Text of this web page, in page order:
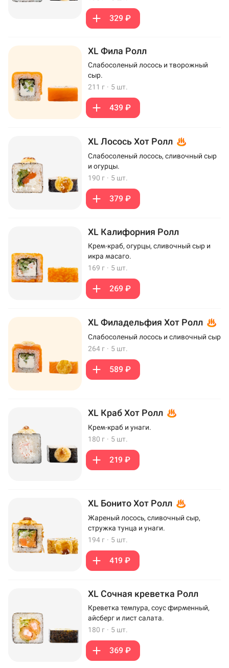
329 ₽
XL Фила Ролл
Слабосоленый лосось и творожный
сыр.
211 г · 5 шт.
439 ₽
XL Лосось Хот Ролл
Слабосоленый лосось, сливочный сыр
и огурцы.
190 г · 5 шт.
379 ₽
XL Калифорния Ролл
Крем-краб, огурцы, сливочный сыр и
икра масаго.
169 г · 5 шт.
269 ₽
XL Филадельфия Хот Ролл
Слабосоленый лосось и сливочный сыр
264 г · 5 шт.
589 ₽
XL Краб Хот Ролл
Крем-краб и унаги.
180 г · 5 шт.
219 ₽
XL Бонито Хот Ролл
Жареный лосось, сливочный сыр,
стружка тунца и унаги.
194 г · 5 шт.
419 ₽
XL Сочная креветка Ролл
Креветка темпура, соус фирменный,
айсберг и лист салата.
180 г · 5 шт.
369 ₽